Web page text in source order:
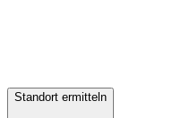
Standort ermitteln